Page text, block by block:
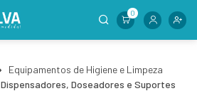
0
Equipamentos de Higiene e Limpeza
Dispensadores, Doseadores e Suportes